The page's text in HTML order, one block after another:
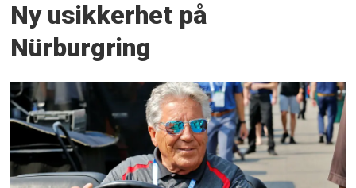
Ny usikkerhet på
Nürburgring